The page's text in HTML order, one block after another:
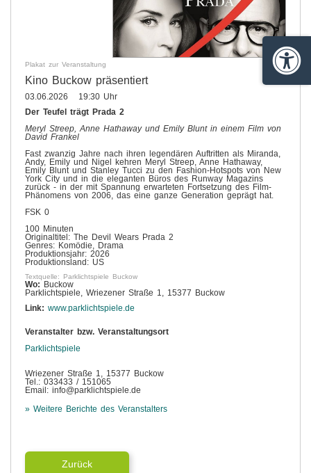
Plakat zur Veranstaltung
Kino Buckow präsentiert
03.06.2026 19:30 Uhr
Der Teufel trägt Prada 2
Meryl Streep, Anne Hathaway und Emily Blunt in einem Film von
David Frankel
Fast zwanzig Jahre nach ihren legendären Auftritten als Miranda,
Andy, Emily und Nigel kehren Meryl Streep, Anne Hathaway,
Emily Blunt und Stanley Tucci zu den Fashion-Hotspots von New
York City und in die eleganten Büros des Runway Magazins
zurück - in der mit Spannung erwarteten Fortsetzung des Film-
Phänomens von 2006, das eine ganze Generation geprägt hat.
FSK 0
100 Minuten
Originaltitel: The Devil Wears Prada 2
Genres: Komödie, Drama
Produktionsjahr: 2026
Produktionsland: US
Textquelle: Parklichtspiele Buckow
Wo: Buckow
Parklichtspiele, Wriezener Straße 1, 15377 Buckow
Link: www.parklichtspiele.de
Veranstalter bzw. Veranstaltungsort
Parklichtspiele
Wriezener Straße 1, 15377 Buckow
Tel.: 033433 / 151065
Email: info@parklichtspiele.de
» Weitere Berichte des Veranstalters
Zurück